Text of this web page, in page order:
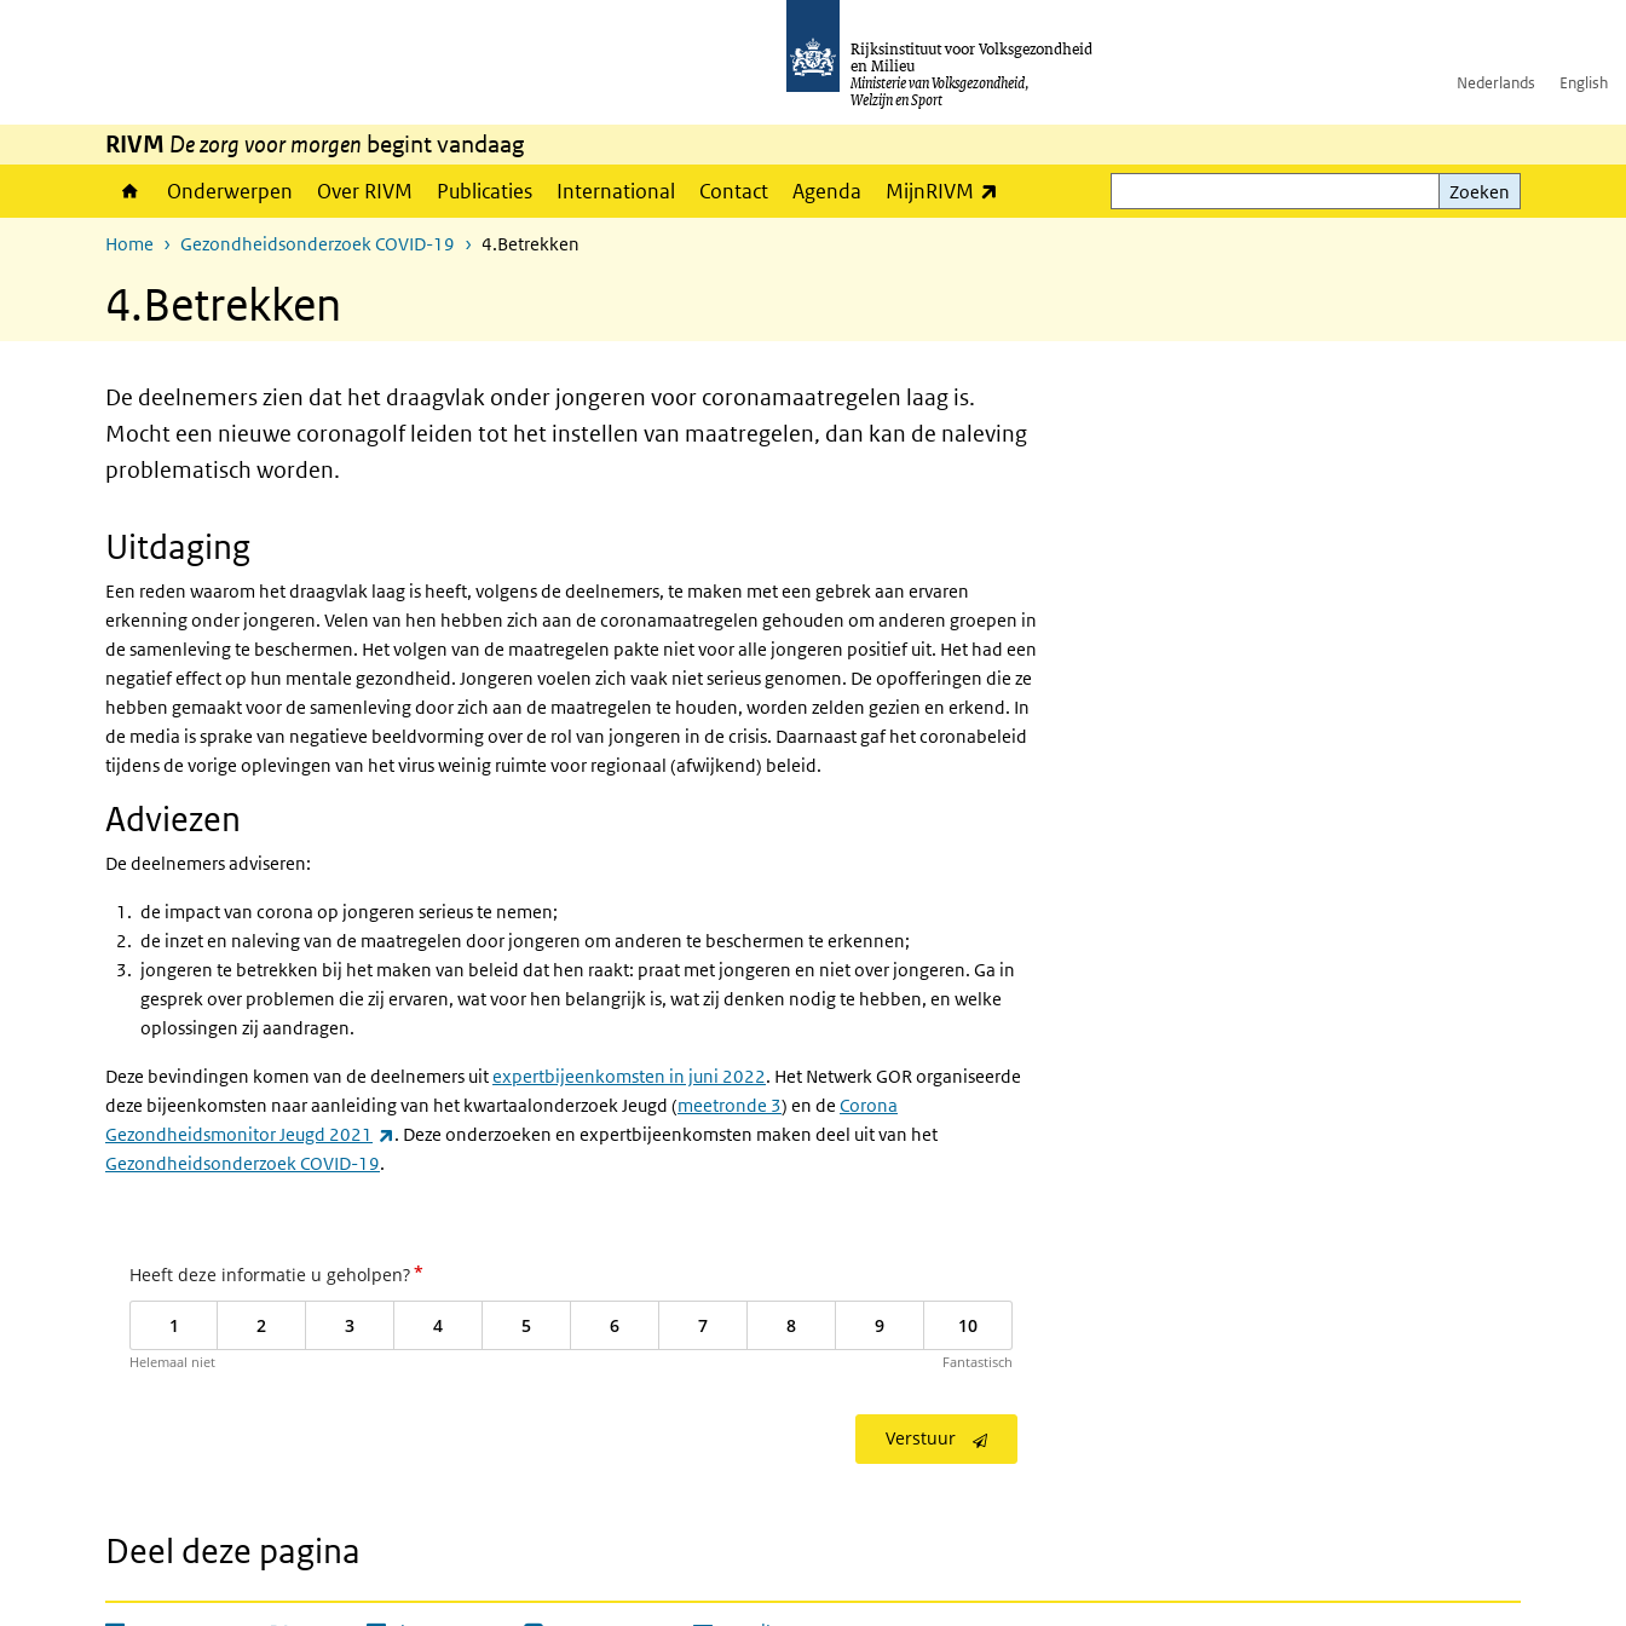
Rijksinstituut voor Volksgezondheid
en Milieu
Ministerie van Volksgezondheid,
Welzijn en Sport
Nederlands English
RIVM De zorg voor morgen begint vandaag
Onderwerpen Over RIVM Publicaties International Contact Agenda MijnRIVM
Zoeken
Zoeken
Home Gezondheidsonderzoek COVID-19 4.Betrekken
4.Betrekken
De deelnemers zien dat het draagvlak onder jongeren voor coronamaatregelen laag is.
Mocht een nieuwe coronagolf leiden tot het instellen van maatregelen, dan kan de naleving
problematisch worden.
Uitdaging
Een reden waarom het draagvlak laag is heeft, volgens de deelnemers, te maken met een gebrek aan ervaren
erkenning onder jongeren. Velen van hen hebben zich aan de coronamaatregelen gehouden om anderen groepen in
de samenleving te beschermen. Het volgen van de maatregelen pakte niet voor alle jongeren positief uit. Het had een
negatief effect op hun mentale gezondheid. Jongeren voelen zich vaak niet serieus genomen. De opofferingen die ze
hebben gemaakt voor de samenleving door zich aan de maatregelen te houden, worden zelden gezien en erkend. In
de media is sprake van negatieve beeldvorming over de rol van jongeren in de crisis. Daarnaast gaf het coronabeleid
tijdens de vorige oplevingen van het virus weinig ruimte voor regionaal (afwijkend) beleid.
Adviezen
De deelnemers adviseren:
de impact van corona op jongeren serieus te nemen;
de inzet en naleving van de maatregelen door jongeren om anderen te beschermen te erkennen;
jongeren te betrekken bij het maken van beleid dat hen raakt: praat met jongeren en niet over jongeren. Ga in
gesprek over problemen die zij ervaren, wat voor hen belangrijk is, wat zij denken nodig te hebben, en welke
oplossingen zij aandragen.
Deze bevindingen komen van de deelnemers uitexpertbijeenkomsten in juni 2022. Het Netwerk GOR organiseerde
deze bijeenkomsten naar aanleiding van het kwartaalonderzoek Jeugd (meetronde 3) en de Corona
Gezondheidsmonitor Jeugd 2021
(externe link)
. Deze onderzoeken en expertbijeenkomsten maken deel uit van het
Gezondheidsonderzoek COVID-19.
Heeft deze informatie u geholpen?*
1 2 3 4 5 6 7 8 9 10
Helemaal niet Fantastisch
Verstuur
Deel deze pagina